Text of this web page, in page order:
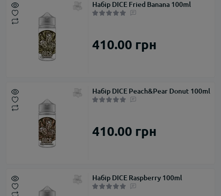
Набір DICE Fried Banana 100ml
410.00 грн
Набір DICE Peach&Pear Donut 100ml
410.00 грн
Набір DICE Raspberry 100ml